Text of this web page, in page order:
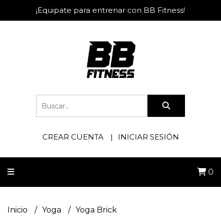
¡Equipate para entrenar con BB Fitness!
CREAR CUENTA INICIAR SESIÓN
0
Inicio Yoga Yoga Brick